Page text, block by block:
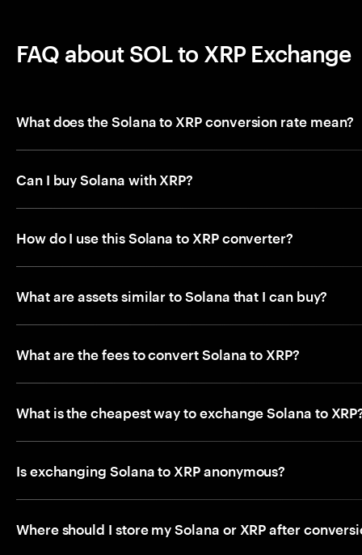
FAQ about SOL to XRP Exchange
What does the Solana to XRP conversion rate mean?
Can I buy Solana with XRP?
How do I use this Solana to XRP converter?
What are assets similar to Solana that I can buy?
What are the fees to convert Solana to XRP?
What is the cheapest way to exchange Solana to
Is exchanging Solana to XRP anonymous?
Where should I store my Solana or XRP after